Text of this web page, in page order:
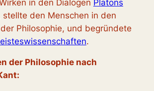
in den Dialogen Platons
stellte den Menschen in den
Philosophie, und begründete
.
der Philosophie nach